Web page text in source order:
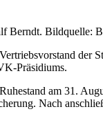
Berndt. Bildquelle:
der
Präsidiums.
am 31.
Nach